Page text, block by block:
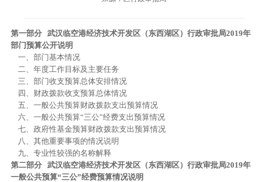
第一部分 武汉临空港经济技术开发区（东西湖区）行政审批局2019年
部门预算公开说明
一、部门基本情况
二、年度工作目标及主要任务
三、部门收支预算总体安排情况
四、财政拨款收支预算总体情况
五、一般公共预算财政拨款支出预算情况
六、一般公共预算“三公”经费支出预算情况
七、政府性基金预算财政拨款支出预算情况
八、其他重要事项的情况说明
九、专业性较强的名称解释
第二部分 武汉临空港经济技术开发区（东西湖区）行政审批局2019年
一般公共预算“三公”经费预算情况说明